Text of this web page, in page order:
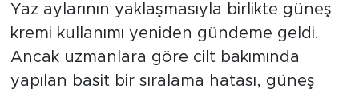
Yaz aylarının yaklaşmasıyla birlikte güneş
kremi kullanımı yeniden gündeme geldi.
Ancak uzmanlara göre cilt bakımında
yapılan basit bir sıralama hatası, güneş